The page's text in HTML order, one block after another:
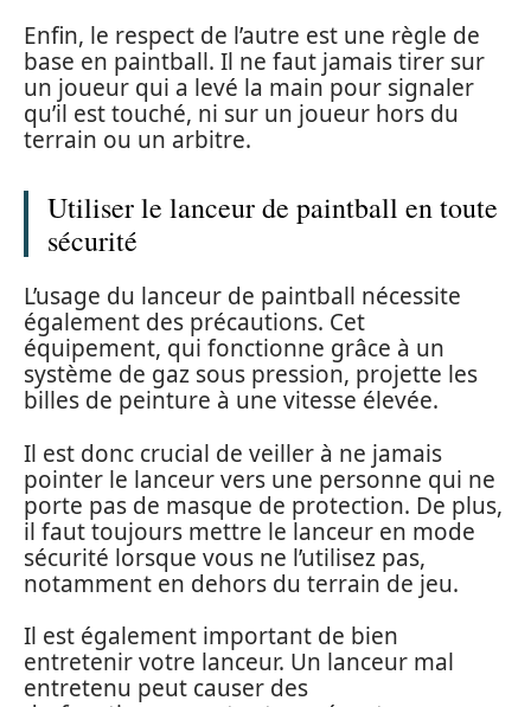
Enfin, le respect de l’autre est une règle de
base en paintball. Il ne faut jamais tirer sur
un joueur qui a levé la main pour signaler
qu’il est touché, ni sur un joueur hors du
terrain ou un arbitre.
Utiliser le lanceur de paintball en toute
sécurité
L’usage du lanceur de paintball nécessite
également des précautions. Cet
équipement, qui fonctionne grâce à un
système de gaz sous pression, projette les
billes de peinture à une vitesse élevée.
Il est donc crucial de veiller à ne jamais
pointer le lanceur vers une personne qui ne
porte pas de masque de protection. De plus,
il faut toujours mettre le lanceur en mode
sécurité lorsque vous ne l’utilisez pas,
notamment en dehors du terrain de jeu.
Il est également important de bien
entretenir votre lanceur. Un lanceur mal
entretenu peut causer des